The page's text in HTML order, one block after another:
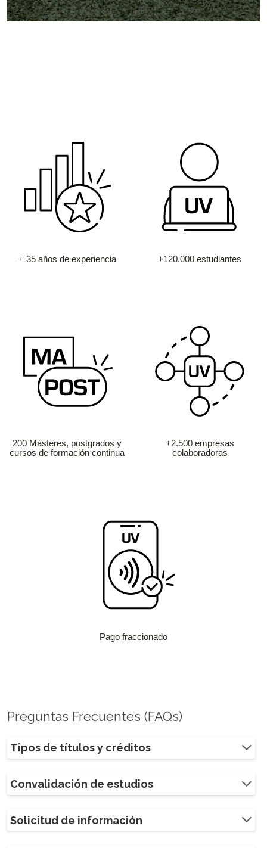
+ 35 años de experiencia +120.000 estudiantes
200 Másteres, postgrados y
cursos de formación continua
+2.500 empresas
colaboradoras
Pago fraccionado
Preguntas Frecuentes (FAQs)
Tipos de títulos y créditos
Convalidación de estudios
Solicitud de información